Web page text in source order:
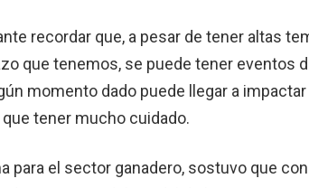
recordar que, a pesar de tener altas
que tenemos, se puede tener eventos
momento dado puede llegar a
tener mucho cuidado.
para el sector ganadero, sostuvo que